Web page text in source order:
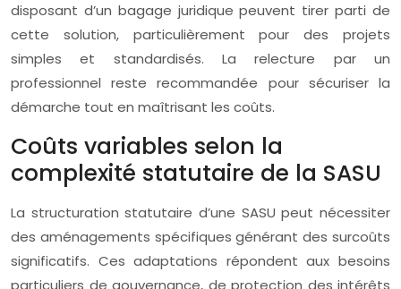
disposant d’un bagage juridique peuvent tirer parti de
cette solution, particulièrement pour des projets
simples et standardisés. La relecture par un
professionnel reste recommandée pour sécuriser la
démarche tout en maîtrisant les coûts.
Coûts variables selon la
complexité statutaire de la SASU
La structuration statutaire d’une SASU peut nécessiter
des aménagements spécifiques générant des surcoûts
significatifs. Ces adaptations répondent aux besoins
particuliers de gouvernance, de protection des intérêts